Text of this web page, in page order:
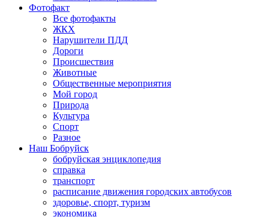
Фотофакт
Все фотофакты
ЖКХ
Нарушители ПДД
Дороги
Происшествия
Животные
Общественные мероприятия
Мой город
Природа
Культура
Спорт
Разное
Наш Бобруйск
бобруйская энциклопедия
справка
транспорт
расписание движения городских автобусов
здоровье, спорт, туризм
экономика